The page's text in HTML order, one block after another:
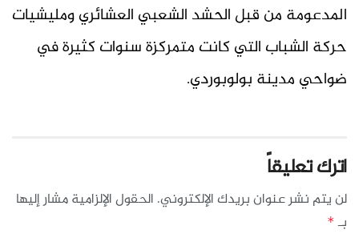
المدعومة من قبل الحشد الشعبي العشائري ومليشيات
حركة الشباب التي كانت متمركزة سنوات كثيرة في
ضواحي مدينة بولوبوردي.
اترك تعليقاً
لن يتم نشر عنوان بريدك الإلكتروني. الحقول الإلزامية مشار إليها
بـ *